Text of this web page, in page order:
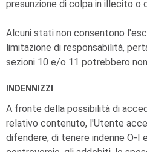
presunzione di colpa in illecito o
Alcuni stati non consentono
limitazione di responsabilità,
sezioni 10 e/o 11 potrebbero
INDENNIZZI
A fronte della possibilità di
relativo contenuto, l'Utente
difendere, di tenere indenne O-I